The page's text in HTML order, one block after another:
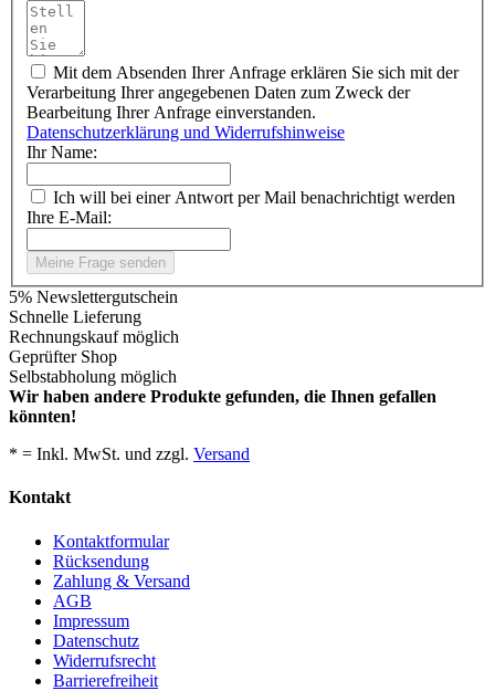
Mit dem Absenden Ihrer Anfrage erklären Sie sich mit der
Verarbeitung Ihrer angegebenen Daten zum Zweck der
Bearbeitung Ihrer Anfrage einverstanden.
Datenschutzerklärung und Widerrufshinweise
Ihr Name:
Ich will bei einer Antwort per Mail benachrichtigt werden
Ihre E-Mail:
Meine Frage senden
5% Newslettergutschein
Schnelle Lieferung
Rechnungskauf möglich
Geprüfter Shop
Selbstabholung möglich
Wir haben andere Produkte gefunden, die Ihnen gefallen
könnten!
* = Inkl. MwSt. und zzgl. Versand
Kontakt
Kontaktformular
Rücksendung
Zahlung & Versand
AGB
Impressum
Datenschutz
Widerrufsrecht
Barrierefreiheit